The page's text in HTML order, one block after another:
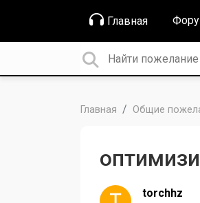
Главная
Главная Общие
torchhz